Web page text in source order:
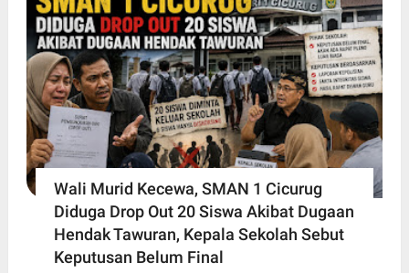
Wali Murid Kecewa, SMAN 1 Cicurug
Diduga Drop Out 20 Siswa Akibat Dugaan
Hendak Tawuran, Kepala Sekolah Sebut
Keputusan Belum Final